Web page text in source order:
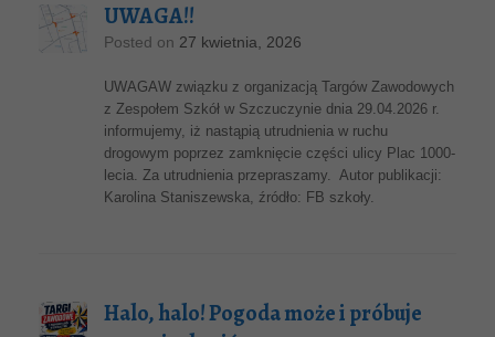
UWAGA!!
Posted on 27 kwietnia, 2026
UWAGAW związku z organizacją Targów Zawodowych
z Zespołem Szkół w Szczuczynie dnia 29.04.2026 r.
informujemy, iż nastąpią utrudnienia w ruchu
drogowym poprzez zamknięcie części ulicy Plac 1000-
lecia. Za utrudnienia przepraszamy. Autor publikacji:
Karolina Staniszewska, źródło: FB szkoły.
Halo, halo! Pogoda może i próbuje